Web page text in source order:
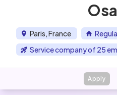
Paris, France
Service company of 25
Apply